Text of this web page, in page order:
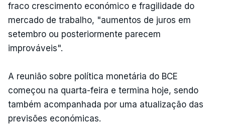
fraco crescimento económico e fragilidade do
mercado de trabalho, "aumentos de juros em
setembro ou posteriormente parecem
improváveis".
A reunião sobre política monetária do BCE
começou na quarta-feira e termina hoje, sendo
também acompanhada por uma atualização das
previsões económicas.